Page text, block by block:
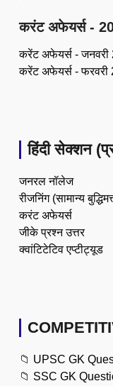
करंट अफेयर्स -
करेंट अफेयर्स - जनवरी
करेंट अफेयर्स - फरवरी
हिंदी सेक्शन
जनरल नॉलेज
रीजनिंग (सामान्य
करंट अफेयर्स
जीके प्रश्न उत्तर
क्वांटिटेटिव एप्टीट्यूड
📁 UPSC GK
📁 SSC GK